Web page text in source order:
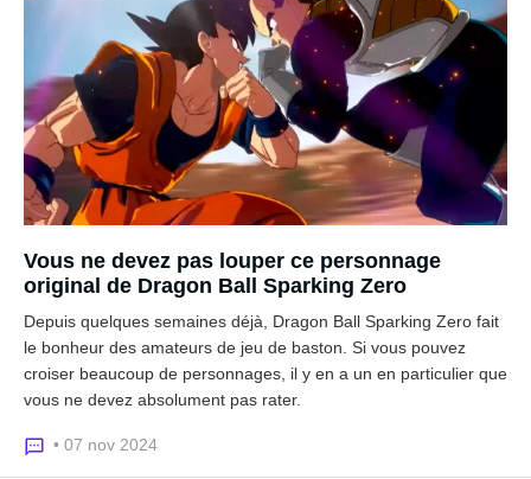
Vous ne devez pas louper ce personnage
original de Dragon Ball Sparking Zero
Depuis quelques semaines déjà, Dragon Ball Sparking Zero fait
le bonheur des amateurs de jeu de baston. Si vous pouvez
croiser beaucoup de personnages, il y en a un en particulier que
vous ne devez absolument pas rater.
• 07 nov 2024